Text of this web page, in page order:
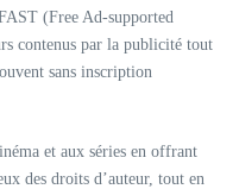
(Free Ad-supported
contenus par la publicité tout
sans inscription
et aux séries en offrant
des droits d’auteur, tout en